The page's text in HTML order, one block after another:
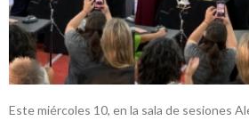
Este miércoles 10, en la sala de sesiones